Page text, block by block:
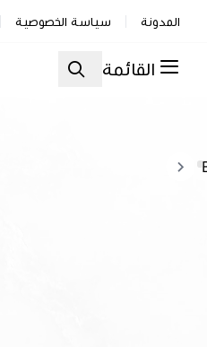
المدونة سياسة الخصوصية
القائمة